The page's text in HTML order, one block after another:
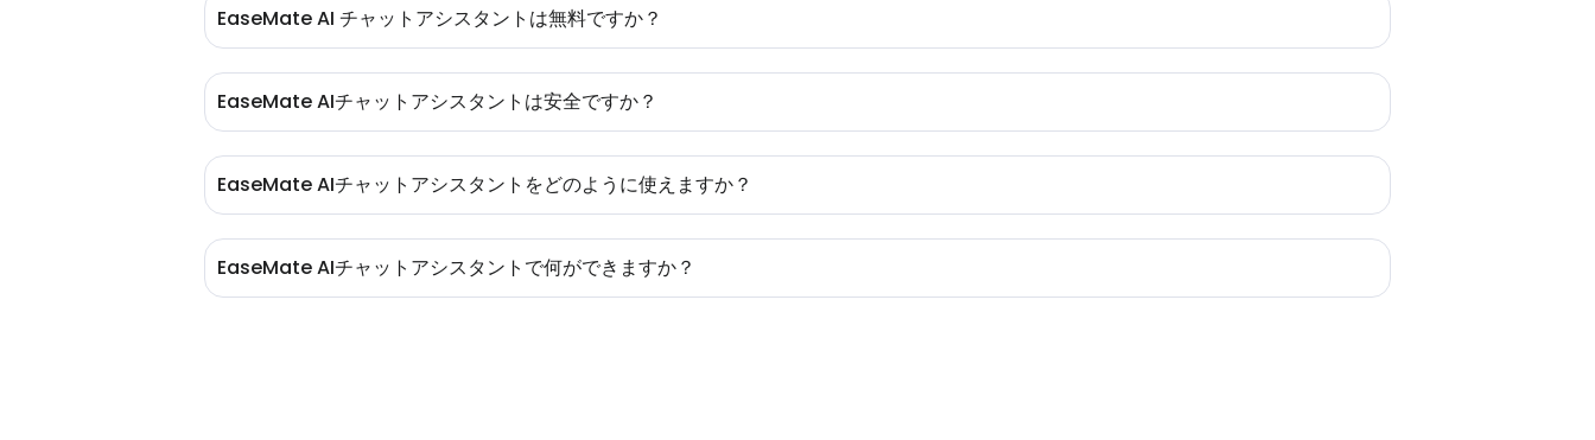
EaseMate AI チャットアシスタントは無料ですか？
筆、または宿題を手伝うこともできます。さらに、言語の壁を克服する手助けをし、さまざまな言語で文書を翻訳したり、さまざまな国の学術報告を学ぶ
こともできます。
EaseMate AIチャットアシスタントは安全ですか？
EaseMate AIチャットアシスタントをどのように使えますか？
に、EaseMate AIチャットアシスタントのプラグインを直接検索して、ブラウザにインストールし、必要な時にいつでも使用することができます。
EaseMate AIチャットアシスタントで何ができますか？